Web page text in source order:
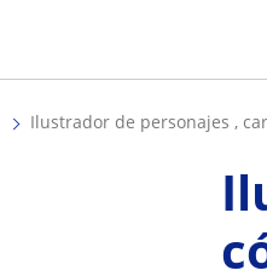
ilustrador de personajes ,